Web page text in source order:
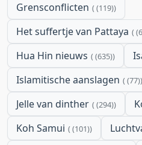
Grensconflicten (119)
Het suffertje van Pattaya
Hua Hin nieuws (635)
Islamitische aanslagen (77)
Jelle van dinther (294)
Koh Samui (101)